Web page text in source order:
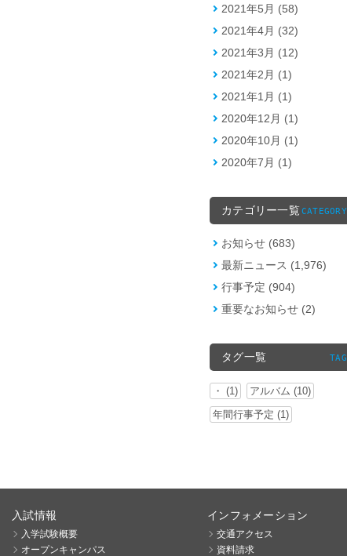
2021年5月 (58)
2021年4月 (32)
2021年3月 (12)
2021年2月 (1)
2021年1月 (1)
2020年12月 (1)
2020年10月 (1)
2020年7月 (1)
カテゴリー一覧 CATEGORY
お知らせ (683)
最新ニュース (1,976)
行事予定 (904)
重要なお知らせ (2)
タグ一覧 TAG
・ (1)
アルバム (10)
年間行事予定 (1)
入試情報
入学試験概要
オープンキャンパス
インフォメーション
交通アクセス
資料請求